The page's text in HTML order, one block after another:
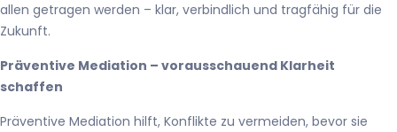
allen getragen werden – klar, verbindlich und tragfähig für die
Zukunft.
Präventive Mediation – vorausschauend Klarheit
schaffen
Präventive Mediation hilft, Konflikte zu vermeiden, bevor sie